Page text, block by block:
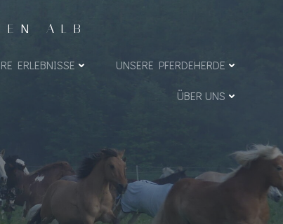
ALB
ERLEBNISSE UNSERE PFERDEHERDE
ÜBER UNS